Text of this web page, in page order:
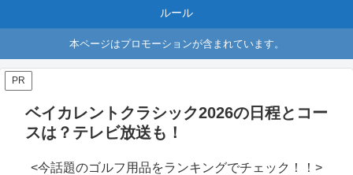
ルール
本ページはプロモーションが含まれています。
PR
ベイカレントクラシック2026の日程とコー
スは？テレビ放送も！
<今話題のゴルフ用品をランキングでチェック！！>